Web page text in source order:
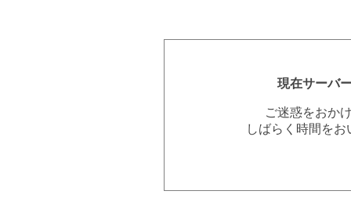
現在サーバ
ご迷惑をおか
しばらく時間を